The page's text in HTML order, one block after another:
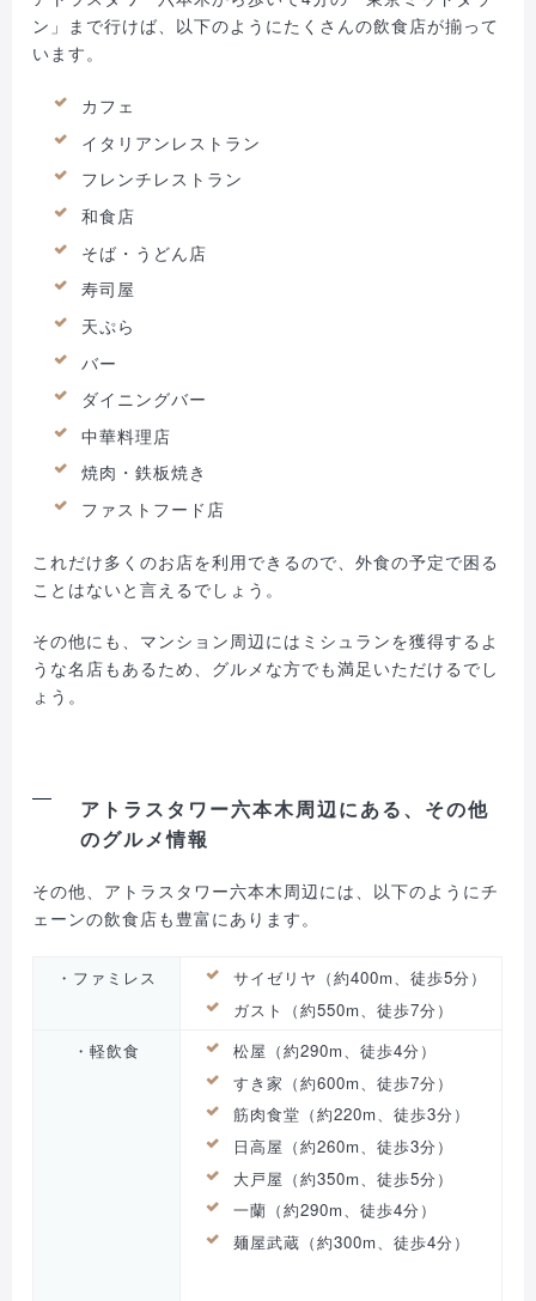
ン」まで行けば、以下のようにたくさんの飲食店が揃って
います。
カフェ
イタリアンレストラン
フレンチレストラン
和食店
そば・うどん店
寿司屋
天ぷら
バー
ダイニングバー
中華料理店
焼肉・鉄板焼き
ファストフード店
これだけ多くのお店を利用できるので、外食の予定で困る
ことはないと言えるでしょう。
その他にも、マンション周辺にはミシュランを獲得するよ
うな名店もあるため、グルメな方でも満足いただけるでし
ょう。
アトラスタワー六本木周辺にある、その他
のグルメ情報
その他、アトラスタワー六本木周辺には、以下のようにチ
ェーンの飲食店も豊富にあります。
・ファミレス
サイゼリヤ（約400m、徒歩5分）
ガスト（約550m、徒歩7分）
・軽飲食
松屋（約290m、徒歩4分）
すき家（約600m、徒歩7分）
筋肉食堂（約220m、徒歩3分）
日高屋（約260m、徒歩3分）
大戸屋（約350m、徒歩5分）
一蘭（約290m、徒歩4分）
麺屋武蔵（約300m、徒歩4分）